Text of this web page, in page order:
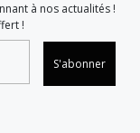
à nos actualités !
!
S'abonner